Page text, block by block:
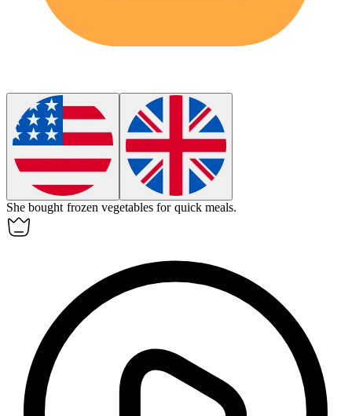
She bought frozen vegetables for quick meals.